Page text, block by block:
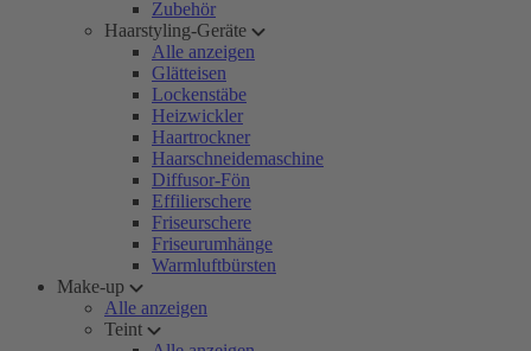
Zubehör
Haarstyling-Geräte
Alle anzeigen
Glätteisen
Lockenstäbe
Heizwickler
Haartrockner
Haarschneidemaschine
Diffusor-Fön
Effilierschere
Friseurschere
Friseurumhänge
Warmluftbürsten
Make-up
Alle anzeigen
Teint